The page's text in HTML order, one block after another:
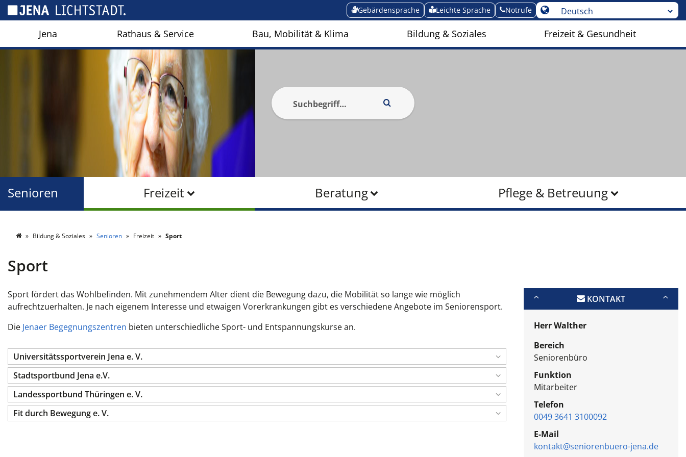
Gebärdensprache Leichte Sprache Notrufe
Jena Rathaus & Service Bau, Mobilität & Klima Bildung & Soziales Freizeit & Gesundheit
Freizeit Beratung Pflege & Betreuung
Senioren
Bildung & Soziales Senioren Freizeit Sport
Sport
Sport fördert das Wohlbefinden. Mit zunehmendem Alter dient die Bewegung dazu, die Mobilität so lange wie möglich
aufrechtzuerhalten. Je nach eigenem Interesse und etwaigen Vorerkrankungen gibt es verschiedene Angebote im Seniorensport.
Die Jenaer Begegnungszentren bieten unterschiedliche Sport- und Entspannungskurse an.
Universitätssportverein Jena e. V.
Stadtsportbund Jena e.V.
Landessportbund Thüringen e. V.
Fit durch Bewegung e. V.
KONTAKT
Herr Walther
Bereich
Seniorenbüro
Funktion
Mitarbeiter
Telefon
0049 3641 3100092
E-Mail
kontakt@seniorenbuero-jena.de
Cookie-Einstellungen